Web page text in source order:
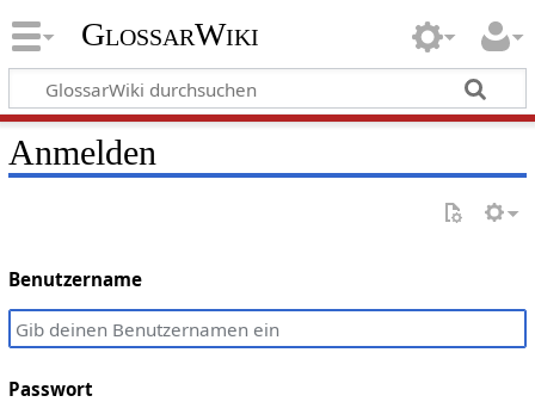
GlossarWiki
Anmelden
Benutzername
Passwort